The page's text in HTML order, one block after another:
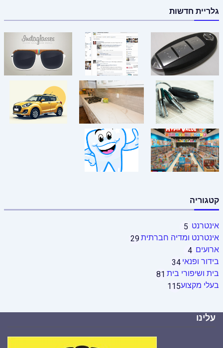
גלריית חדשות
קטגוריה
אינטרנט 5
אינטרנט ומדיה חברתית29
ארועים 4
בידור ופנאי 34
בית ושיפורי בית 81
בעלי מקצוע115
עלינו